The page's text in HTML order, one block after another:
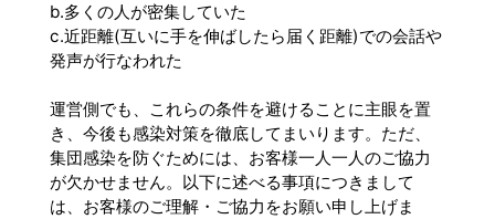
b.多くの人が密集していた
c.近距離(互いに手を伸ばしたら届く距離)での会話や
発声が行なわれた
運営側でも、これらの条件を避けることに主眼を置
き、今後も感染対策を徹底してまいります。ただ、
集団感染を防ぐためには、お客様一人一人のご協力
が欠かせません。以下に述べる事項につきまして
は、お客様のご理解・ご協力をお願い申し上げま